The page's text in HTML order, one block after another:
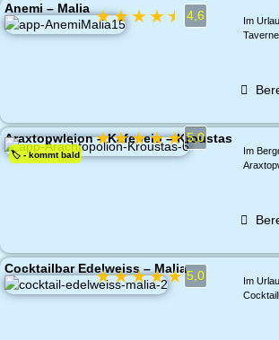
Anemi – Malia ★★★★★ 4,6
Im
Taverne
Araxtopwleion – Kafeneio – Kroustas
🏷️ - kommt bald
★★★★★ 5,0
Im
Cocktailbar Edelweiss – Malia
★★★★★ 5,0
Im